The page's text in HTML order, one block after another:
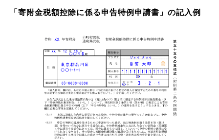
「寄附金税額控除に係る申告特例申請書」の記入例